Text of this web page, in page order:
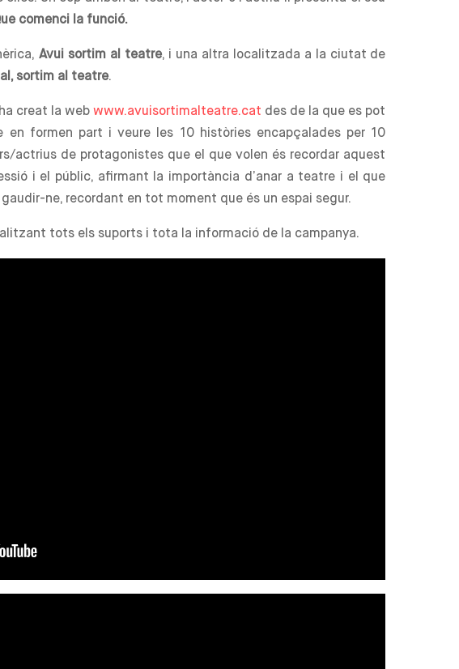
comenci la funció.
Avui sortim al teatre, i una altra localitzada a la ciutat de
sortim al teatre.
creat la webwww.avuisortimalteatre.cat des de la que es pot
formen part i veure les 10 històries encapçalades per 10
actrius de protagonistes que el que volen és recordar aquest
i el públic, afirmant la importància d’anar a teatre i el que
ne, recordant en tot moment que és un espai segur.
tots els suports i tota la informació de la campanya.